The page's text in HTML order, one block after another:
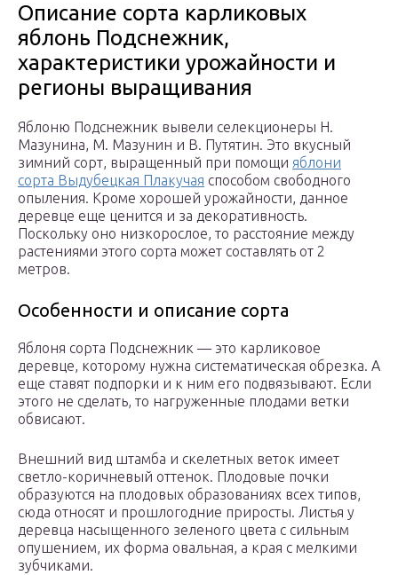
Описание сорта карликовых
яблонь Подснежник,
характеристики урожайности и
регионы выращивания
Яблоню Подснежник вывели селекционеры Н.
Мазунина, М. Мазунин и В. Путятин. Это вкусный
зимний сорт, выращенный при помощи яблони
сорта Выдубецкая Плакучая способом свободного
опыления. Кроме хорошей урожайности, данное
деревце еще ценится и за декоративность.
Поскольку оно низкорослое, то расстояние между
растениями этого сорта может составлять от 2
метров.
Особенности и описание сорта
Яблоня сорта Подснежник — это карликовое
деревце, которому нужна систематическая обрезка. А
еще ставят подпорки и к ним его подвязывают. Если
этого не сделать, то нагруженные плодами ветки
обвисают.
Внешний вид штамба и скелетных веток имеет
светло-коричневый оттенок. Плодовые почки
образуются на плодовых образованиях всех типов,
сюда относят и прошлогодние приросты. Листья у
деревца насыщенного зеленого цвета с сильным
опушением, их форма овальная, а края с мелкими
зубчиками.